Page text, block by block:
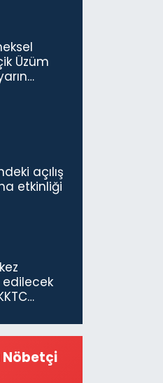
Üzüm
açılış
etkinliği
35
Nöbetçi